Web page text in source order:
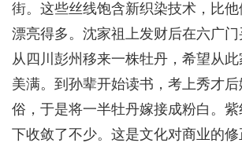
街。这些丝线饱含新织染技术，比
漂亮得多。沈家祖上发财后在六广
从四川彭州移来一株牡丹，希望从
美满。到孙辈开始读书，考上秀才
俗，于是将一半牡丹嫁接成粉白。
下收敛了不少。这是文化对商业的